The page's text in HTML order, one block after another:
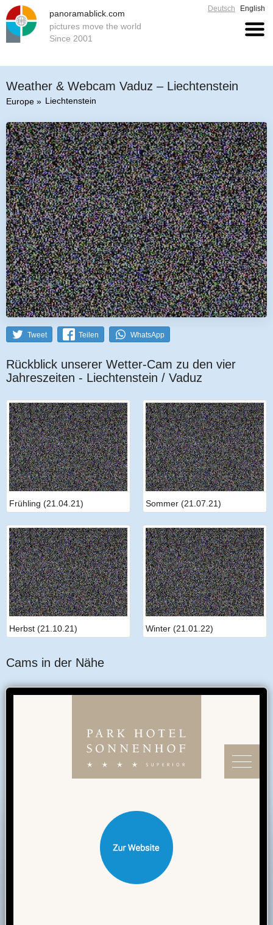
panoramablick.com
pictures move the world
Since 2001
Deutsch English
Weather & Webcam Vaduz – Liechtenstein
Europe Liechtenstein
Tweet Teilen WhatsApp
Rückblick unserer Wetter-Cam zu den vier
Jahreszeiten - Liechtenstein / Vaduz
Frühling (21.04.21) Sommer (21.07.21)
Herbst (21.10.21) Winter (21.01.22)
Cams in der Nähe